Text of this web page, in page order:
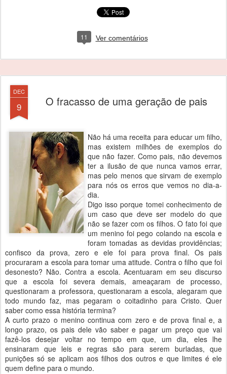
11 Ver comentários
DEC
9 O fracasso de uma geração de pais
Não há uma receita para educar um filho,
mas existem milhões de exemplos do
que não fazer. Como pais, não devemos
ter a ilusão de que nunca vamos errar,
mas pelo menos que sirvam de exemplo
para nós os erros que vemos no dia-a-
dia.
Digo isso porque tomei conhecimento de
um caso que deve ser modelo do que
não se fazer com os filhos. O fato foi que
um menino foi pego colando na escola e
foram tomadas as devidas providências;
confisco da prova, zero e ele foi para prova final. Os pais
procuraram a escola para tomar uma atitude. Contra o filho que foi
desonesto? Não. Contra a escola. Acentuaram em seu discurso
que a escola foi severa demais, ameaçaram de processo,
questionaram a professora, questionaram a escola, alegaram que
todo mundo faz, mas pegaram o coitadinho para Cristo. Quer
saber como essa história termina?
A curto prazo o menino continua com zero e de prova final e, a
longo prazo, os pais dele vão saber e pagar um preço que vai
fazê-los desejar voltar no tempo em que, um dia, eles lhe
ensinaram que leis e regras são para serem burladas, que
punições só se aplicam aos filhos dos outros e que limites é ele
quem define para o mundo.